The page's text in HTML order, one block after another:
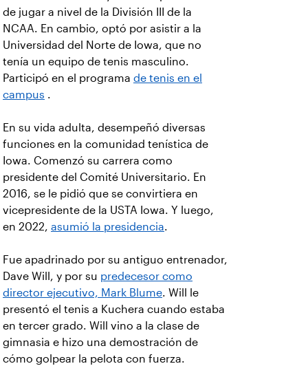
de jugar a nivel de la División III de la
NCAA. En cambio, optó por asistir a la
Universidad del Norte de Iowa, que no
tenía un equipo de tenis masculino.
Participó en el programa de tenis en el
campus .
En su vida adulta, desempeñó diversas
funciones en la comunidad tenística de
Iowa. Comenzó su carrera como
presidente del Comité Universitario. En
2016, se le pidió que se convirtiera en
vicepresidente de la USTA Iowa. Y luego,
en 2022, asumió la presidencia.
Fue apadrinado por su antiguo entrenador,
Dave Will, y por su predecesor como
director ejecutivo, Mark Blume. Will le
presentó el tenis a Kuchera cuando estaba
en tercer grado. Will vino a la clase de
gimnasia e hizo una demostración de
cómo golpear la pelota con fuerza.